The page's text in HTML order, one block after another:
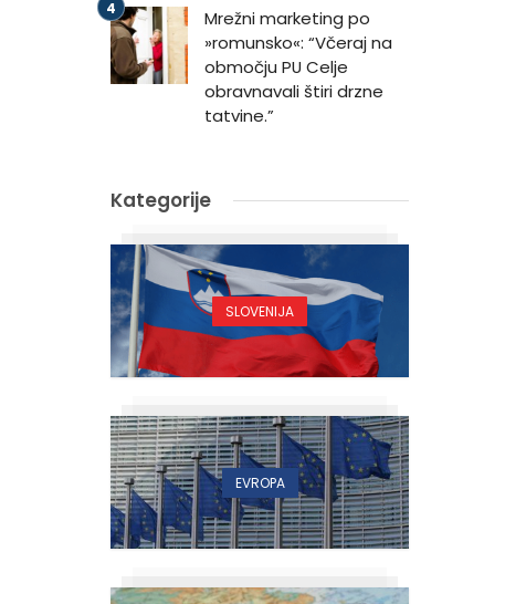
Mrežni marketing po
»romunsko«: “Včeraj na
območju PU Celje
obravnavali štiri drzne
tatvine.”
Kategorije
SLOVENIJA
EVROPA